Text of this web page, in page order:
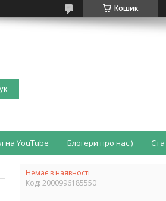
Кошик
на YouTube Блогери про нас:)
Немає в наявності
Код: 2000996185550